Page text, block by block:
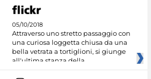
05/10/2018
Attraverso uno stretto passaggio con
una curiosa loggetta chiusa da una
bella vetrata a tortiglioni, si giunge
all'ultima stanza della